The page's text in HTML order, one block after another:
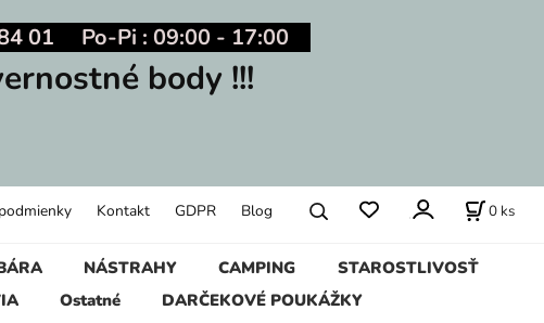
01 Po-Pi : 09:00 - 17:00
body !!!
NÁSTRAHY CAMPING
STAROSTLIVOSŤ
Ostatné DARČEKOVÉ POUKÁŽKY
Kontakt GDPR Blog 0 ks